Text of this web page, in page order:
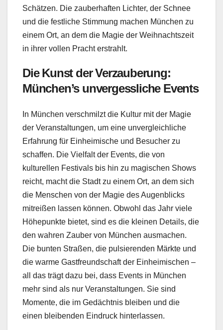
Schätzen. Die zauberhaften Lichter, der Schnee
und die festliche Stimmung machen München zu
einem Ort, an dem die Magie der Weihnachtszeit
in ihrer vollen Pracht erstrahlt.
Die Kunst der Verzauberung:
München’s unvergessliche Events
In München verschmilzt die Kultur mit der Magie
der Veranstaltungen, um eine unvergleichliche
Erfahrung für Einheimische und Besucher zu
schaffen. Die Vielfalt der Events, die von
kulturellen Festivals bis hin zu magischen Shows
reicht, macht die Stadt zu einem Ort, an dem sich
die Menschen von der Magie des Augenblicks
mitreißen lassen können. Obwohl das Jahr viele
Höhepunkte bietet, sind es die kleinen Details, die
den wahren Zauber von München ausmachen.
Die bunten Straßen, die pulsierenden Märkte und
die warme Gastfreundschaft der Einheimischen –
all das trägt dazu bei, dass Events in München
mehr sind als nur Veranstaltungen. Sie sind
Momente, die im Gedächtnis bleiben und die
einen bleibenden Eindruck hinterlassen.